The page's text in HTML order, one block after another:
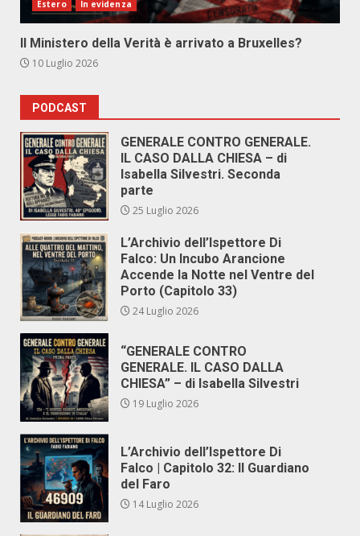
Estero In evidenza
Il Ministero della Verità è arrivato a Bruxelles?
10 Luglio 2026
PODCAST
GENERALE CONTRO GENERALE.
IL CASO DALLA CHIESA – di
Isabella Silvestri. Seconda
parte
25 Luglio 2026
L’Archivio dell’Ispettore Di
Falco: Un Incubo Arancione
Accende la Notte nel Ventre del
Porto (Capitolo 33)
24 Luglio 2026
“GENERALE CONTRO
GENERALE. IL CASO DALLA
CHIESA” – di Isabella Silvestri
19 Luglio 2026
L’Archivio dell’Ispettore Di
Falco | Capitolo 32: Il Guardiano
del Faro
14 Luglio 2026